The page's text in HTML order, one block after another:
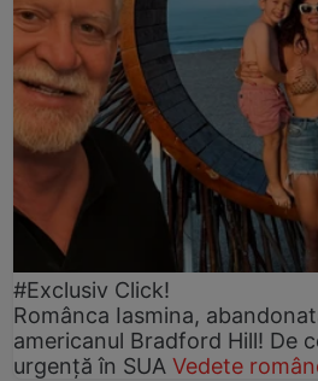
#Exclusiv Click!
Românca Iasmina,
americanul Bradford Hill! De
urgență în SUA Vedete